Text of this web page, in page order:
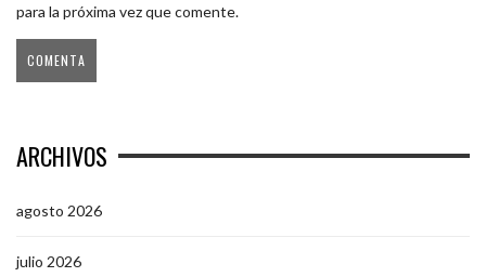
para la próxima vez que comente.
ARCHIVOS
agosto 2026
julio 2026